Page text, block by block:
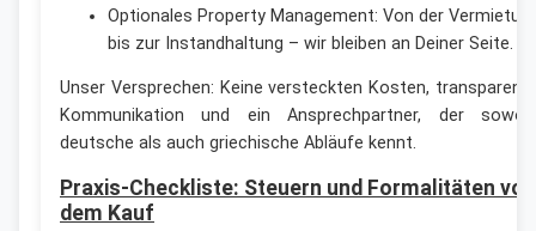
Optionales Property Management: Von der
bis zur Instandhaltung – wir bleiben an Deiner Seite.
Unser Versprechen: Keine versteckten Kosten,
Kommunikation und ein Ansprechpartner, der
deutsche als auch griechische Abläufe kennt.
Praxis-Checkliste: Steuern und Formalitäten vor
dem Kauf